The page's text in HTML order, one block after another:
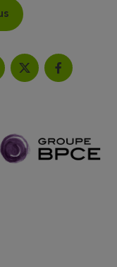
l'article sur
Partagez l'article
Partagez